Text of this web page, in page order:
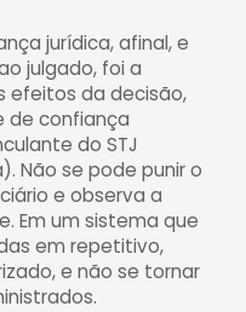
jurídica, afinal, e
julgado, foi a
efeitos da decisão,
de confiança
do STJ
Não se pode punir o
e observa a
Em um sistema que
em repetitivo,
e não se tornar